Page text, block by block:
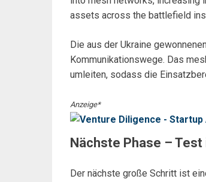
assets across the battlefield
Die aus der Ukraine
Kommunikationswege. Das
umleiten, sodass die
Anzeige*
Nächste Phase –
Der nächste große Schritt ist